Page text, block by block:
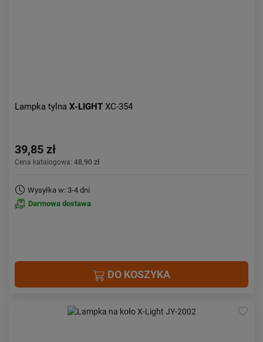
Lampka tylna X-LIGHT XC-354
39,85 zł
Cena katalogowa: 48,90 zł
Wysyłka w: 3-4 dni
Darmowa dostawa
DO KOSZYKA